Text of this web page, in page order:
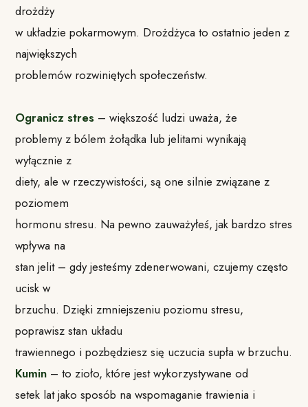
drożdży
w układzie pokarmowym. Drożdżyca to ostatnio jeden z
największych
problemów rozwiniętych społeczeństw.
Ogranicz stres – większość ludzi uważa, że
problemy z bólem żołądka lub jelitami wynikają
wyłącznie z
diety, ale w rzeczywistości, są one silnie związane z
poziomem
hormonu stresu. Na pewno zauważyłeś, jak bardzo stres
wpływa na
stan jelit – gdy jesteśmy zdenerwowani, czujemy często
ucisk w
brzuchu. Dzięki zmniejszeniu poziomu stresu,
poprawisz stan układu
trawiennego i pozbędziesz się uczucia supła w brzuchu.
Kumin – to zioło, które jest wykorzystywane od
setek lat jako sposób na wspomaganie trawienia i